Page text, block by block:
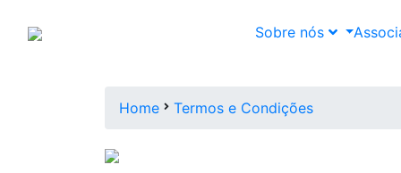
Sobre nós
Home Termos e Condições